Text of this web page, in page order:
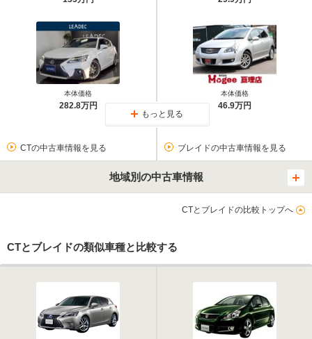
本体価格
282.8万円
本体価格
46.9万円
もっと見る
CTの中古車情報を見る ブレイドの中古車情報を見る
地域別の中古車情報
CTとブレイドの比較トップへ
CTとブレイドの類似車種と比較する